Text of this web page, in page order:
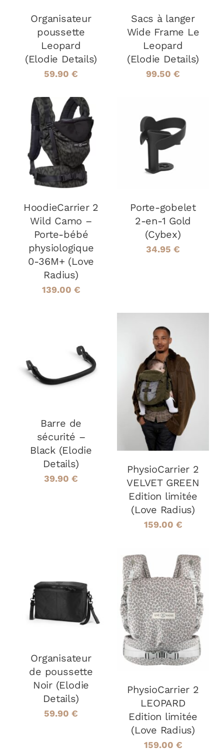
Organisateur
poussette
Leopard
(Elodie Details)
59.90 €
Sacs à langer
Wide Frame Le
Leopard
(Elodie Details)
99.50 €
AJOUTER AU
PANIER
/
DÉTAILS
HoodieCarrier 2
Wild Camo –
Porte-bébé
physiologique
0-36M+ (Love
Radius)
139.00 €
AJOUTER AU
PANIER
/
DÉTAILS
Porte-gobelet
2-en-1 Gold
(Cybex)
34.95 €
AJOUTER AU
DÉTAILS
Barre de
sécurité –
Black (Elodie
Details)
39.90 €
AJOUTER AU
PANIER
DÉTAILS
PhysioCarrier 2
VELVET GREEN
Edition limitée
(Love Radius)
159.00 €
AJOUTER AU
Organisateur
de poussette
Noir (Elodie
Details)
59.90 €
AJOUTER AU
PANIER
/
DÉTAILS
PhysioCarrier 2
LEOPARD
Edition limitée
(Love Radius)
159.00 €